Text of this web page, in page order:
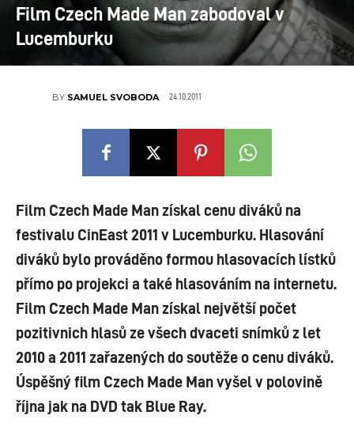
Film Czech Made Man zabodoval v
Lucemburku
BY SAMUEL SVOBODA 24.10.2011
Film Czech Made Man získal cenu diváků na
festivalu CinEast 2011 v Lucemburku. Hlasování
diváků bylo prováděno formou hlasovacích lístků
přímo po projekci a také hlasováním na internetu.
Film Czech Made Man získal největší počet
pozitivnich hlasů ze všech dvaceti snímků z let
2010 a 2011 zařazených do soutěže o cenu diváků.
Úspěšný film Czech Made Man vyšel v polovině
října jak na DVD tak Blue Ray.